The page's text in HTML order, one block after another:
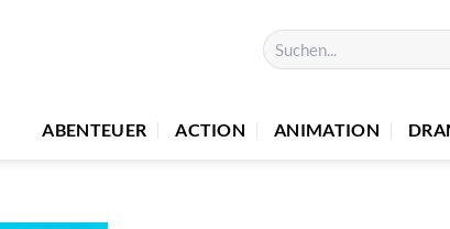
Suchen
nach:
ABENTEUER ACTION ANIMATION